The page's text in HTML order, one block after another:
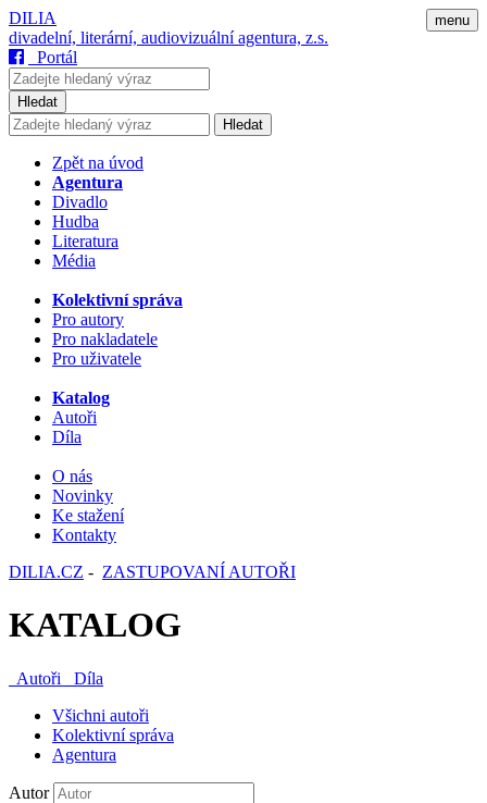
menu
DILIA
divadelní, literární, audiovizuální agentura, z.s.
Portál
Hledat
Hledat
Zpět na úvod
Agentura
Divadlo
Hudba
Literatura
Média
Kolektivní správa
Pro autory
Pro nakladatele
Pro uživatele
Katalog
Autoři
Díla
O nás
Novinky
Ke stažení
Kontakty
DILIA.CZ - ZASTUPOVANÍ AUTOŘI
KATALOG
Autoři
Díla
Všichni autoři
Kolektivní správa
Agentura
Autor